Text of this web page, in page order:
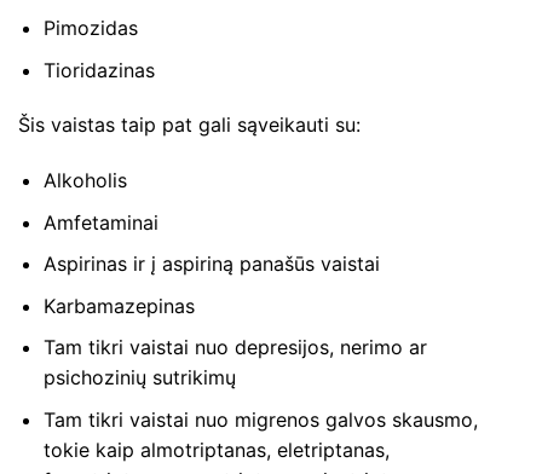
Pimozidas
Tioridazinas
Šis vaistas taip pat gali sąveikauti su:
Alkoholis
Amfetaminai
Aspirinas ir į aspiriną ​​panašūs vaistai
Karbamazepinas
Tam tikri vaistai nuo depresijos, nerimo ar
psichozinių sutrikimų
Tam tikri vaistai nuo migrenos galvos skausmo,
tokie kaip almotriptanas, eletriptanas,